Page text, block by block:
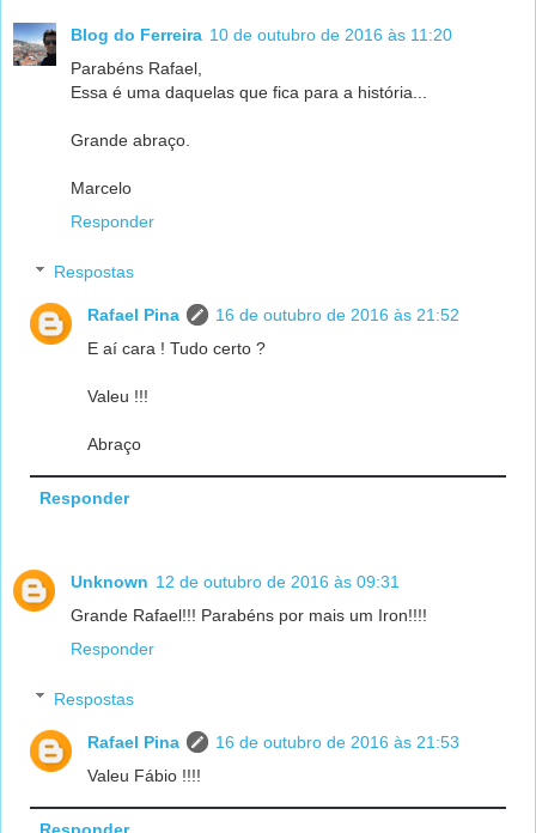
Blog do Ferreira 10 de outubro de 2016 às 11:20
Parabéns Rafael,
Essa é uma daquelas que fica para a história...
Grande abraço.
Marcelo
Responder
Respostas
Rafael Pina
16 de outubro de 2016 às 21:52
E aí cara ! Tudo certo ?
Valeu !!!
Abraço
Responder
Unknown 12 de outubro de 2016 às 09:31
Grande Rafael!!! Parabéns por mais um Iron!!!!
Responder
Respostas
Rafael Pina
16 de outubro de 2016 às 21:53
Valeu Fábio !!!!